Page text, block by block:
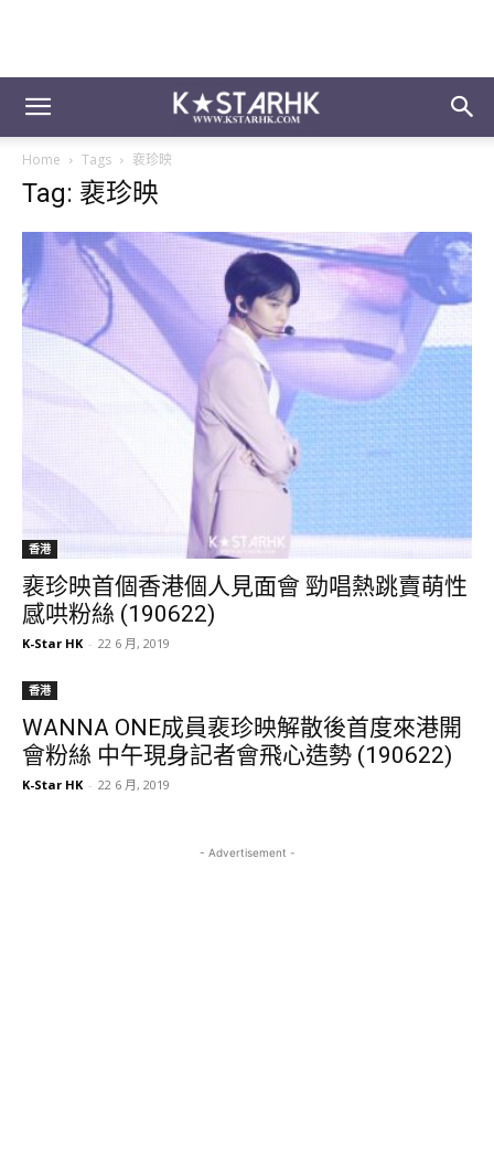
Home Tags 裵珍映
Tag: 裵珍映
香港
裵珍映首個香港個人見面會 勁唱熱跳賣萌性
感哄粉絲 (190622)
K-Star HK - 22 6 月, 2019
香港
WANNA ONE成員裵珍映解散後首度來港開
會粉絲 中午現身記者會飛心造勢 (190622)
K-Star HK - 22 6 月, 2019
- Advertisement -